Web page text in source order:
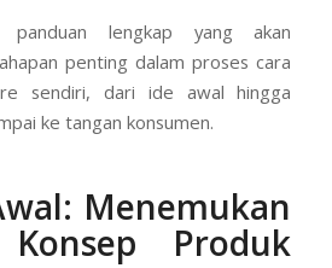
lengkap yang akan
penting dalam proses cara
sendiri, dari ide awal hingga
ke tangan konsumen.
Menemukan
Produk